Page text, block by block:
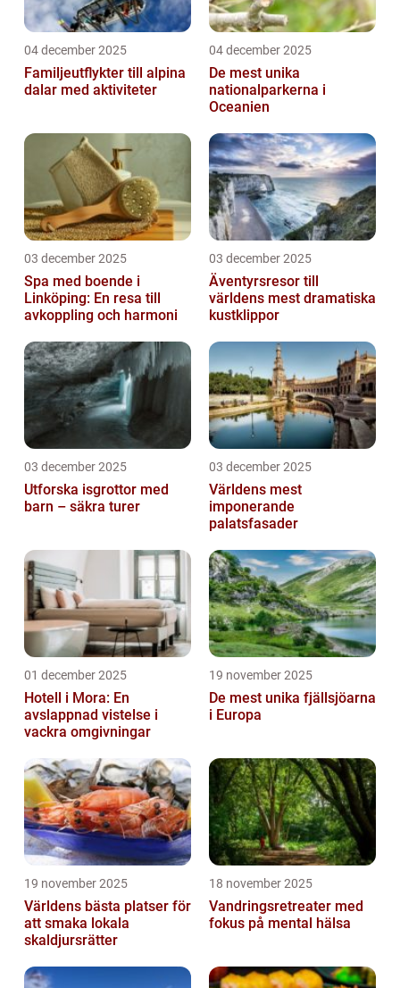
04 december 2025
Familjeutflykter till alpina
dalar med aktiviteter
04 december 2025
De mest unika
nationalparkerna i
Oceanien
03 december 2025
Spa med boende i
Linköping: En resa till
avkoppling och harmoni
03 december 2025
Äventyrsresor till
världens mest dramatiska
kustklippor
03 december 2025
Utforska isgrottor med
barn – säkra turer
03 december 2025
Världens mest
imponerande
palatsfasader
01 december 2025
Hotell i Mora: En
avslappnad vistelse i
vackra omgivningar
19 november 2025
De mest unika fjällsjöarna
i Europa
19 november 2025
Världens bästa platser för
att smaka lokala
skaldjursrätter
18 november 2025
Vandringsretreater med
fokus på mental hälsa